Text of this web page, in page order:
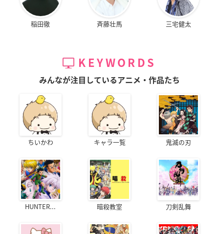
稲田徹 斉藤壮馬 三宅健太
KEYWORDS
みんなが注目しているアニメ・作品たち
ちいかわ キャラ一覧 鬼滅の刃
HUNTER... 暗殺教室 刀剣乱舞